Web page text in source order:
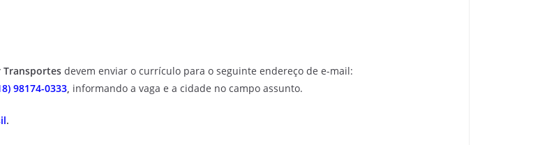
Transportes devem enviar o currículo para o seguinte endereço de e-mail:
98174-0333, informando a vaga e a cidade no campo assunto.
.